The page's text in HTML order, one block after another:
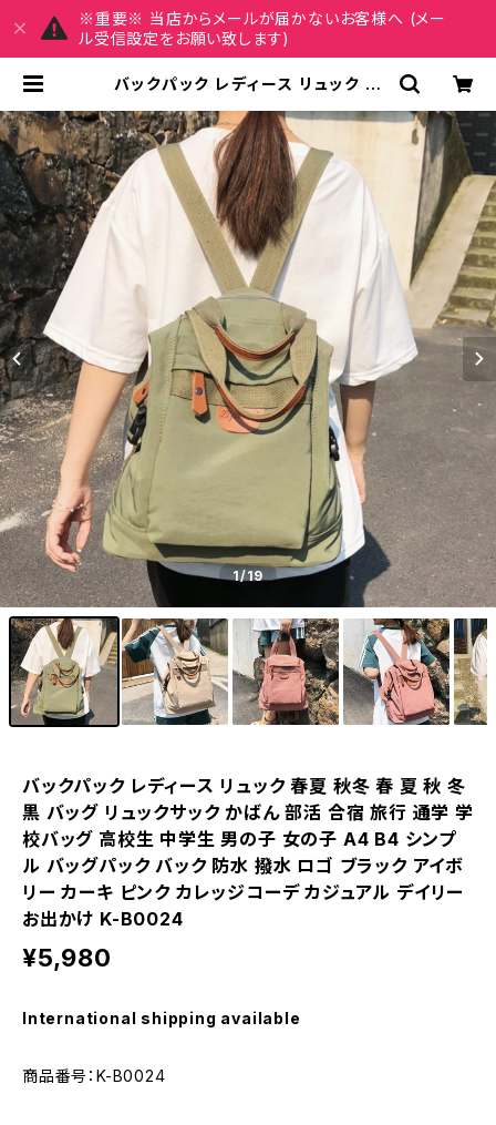
※重要※ 当店からメールが届かないお客様へ (メー
ル受信設定をお願い致します)
バックパック レディース リュック 春
クサック かばん 部活 合宿 旅行 通学
学校バッグ 高校生 中学生 男の子 女
の子 A4 B4 シンプル バッグパック
バック 防水 撥水 ロゴ ブラック アイ
ボリー カーキ ピンク カレッジコーデ
カジュアル デイリー お出かけ K-B0
024 | REIRSE レイルセ 20代,30
代,40代 レディースファッション 通販
1/19
バックパック レディース リュック 春夏 秋冬 春 夏 秋 冬
黒 バッグ リュックサック かばん 部活 合宿 旅行 通学 学
校バッグ 高校生 中学生 男の子 女の子 A4 B4 シンプ
ル バッグパック バック 防水 撥水 ロゴ ブラック アイボ
リー カーキ ピンク カレッジコーデ カジュアル デイリー
お出かけ K-B0024
¥5,980
International shipping available
商品番号：K-B0024